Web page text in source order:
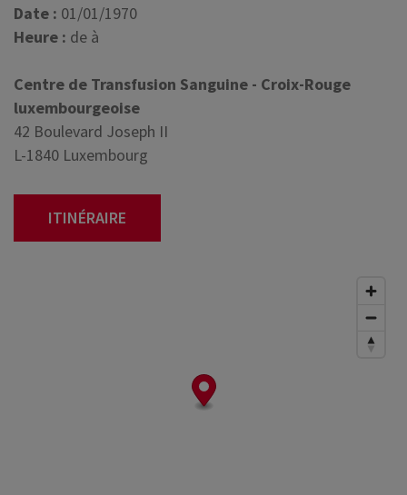
Date : 01/01/1970
Heure : de à
Centre de Transfusion Sanguine - Croix-Rouge
luxembourgeoise
42 Boulevard Joseph II
L-1840 Luxembourg
ITINÉRAIRE